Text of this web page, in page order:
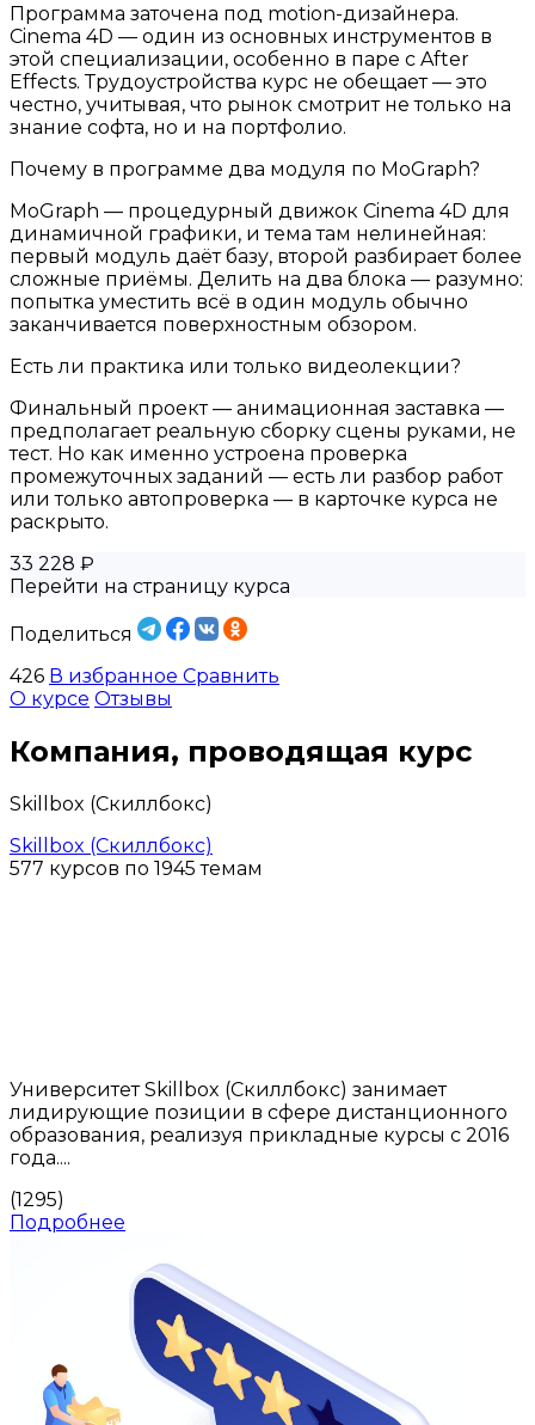
Программа заточена под motion-дизайнера.
Cinema 4D — один из основных инструментов в
этой специализации, особенно в паре с After
Effects. Трудоустройства курс не обещает — это
честно, учитывая, что рынок смотрит не только на
знание софта, но и на портфолио.
Почему в программе два модуля по MoGraph?
MoGraph — процедурный движок Cinema 4D для
динамичной графики, и тема там нелинейная:
первый модуль даёт базу, второй разбирает более
сложные приёмы. Делить на два блока — разумно:
попытка уместить всё в один модуль обычно
заканчивается поверхностным обзором.
Есть ли практика или только видеолекции?
Финальный проект — анимационная заставка —
предполагает реальную сборку сцены руками, не
тест. Но как именно устроена проверка
промежуточных заданий — есть ли разбор работ
или только автопроверка — в карточке курса не
раскрыто.
33 228 ₽
Перейти на страницу курса
Поделиться
426 В избранное Сравнить
О курсе Отзывы
Компания, проводящая курс
Skillbox (Скиллбокс)
Skillbox (Скиллбокс)
577 курсов по 1945 темам
Университет Skillbox (Скиллбокс) занимает
лидирующие позиции в сфере дистанционного
образования, реализуя прикладные курсы с 2016
года....
(1295)
Подробнее